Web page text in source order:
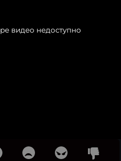
видео недоступно